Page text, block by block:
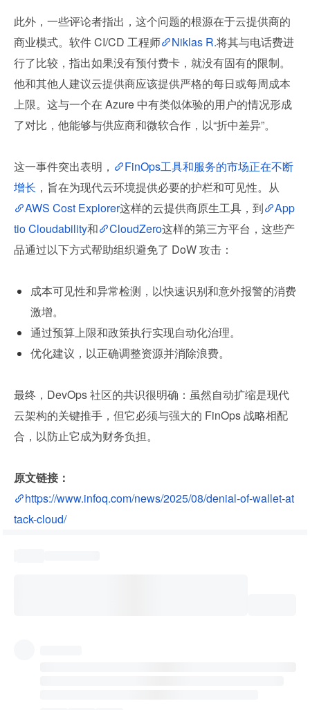
此外，一些评论者指出，这个问题的根源在于云提供商的
商业模式。软件 CI/CD 工程师
Niklas R.将其与电话费进
行了比较，指出如果没有预付费卡，就没有固有的限制。
他和其他人建议云提供商应该提供严格的每日或每周成本
上限。这与一个在 Azure 中有类似体验的用户的情况形成
了对比，他能够与供应商和微软合作，以“折中差异”。
这一事件突出表明，
FinOps工具和服务的市场正在不断
增长 ，旨在为现代云环境提供必要的护栏和可见性。从
AWS Cost Explorer这样的云提供商原生工具，到
App
tio Cloudability和 CloudZero这样的第三方平台，这些产
品通过以下方式帮助组织避免了 DoW 攻击：
成本可见性和异常检测，以快速识别和意外报警的消费
激增。
通过预算上限和政策执行实现自动化治理。
优化建议，以正确调整资源并消除浪费。
最终，DevOps 社区的共识很明确：虽然自动扩缩是现代
云架构的关键推手，但它必须与强大的 FinOps 战略相配
合，以防止它成为财务负担。
原文链接：
https://www.infoq.com/news/2025/08/denial-of-wallet-at
tack-cloud/